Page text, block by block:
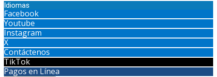
Idiomas
Facebook
Youtube
Instagram
X
Contáctenos
TikTok
Pagos en Línea